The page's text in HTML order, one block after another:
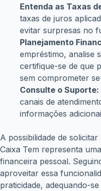
Entenda as Taxas
taxas de juros
evitar surpresas no
Planejamento
empréstimo, analise
certifique-se de que
sem comprometer
Consulte o Suporte:
canais de
informações
A possibilidade de
Caixa Tem representa
financeira pessoal.
aproveitar essa
praticidade, adequando-